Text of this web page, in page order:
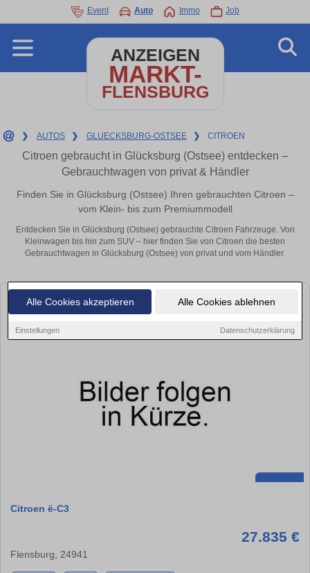
Alle Cookies akzeptieren Alle Cookies ablehnen
Einstellungen Datenschutzerklärung
Event Auto Immo Job
ANZEIGEN
MARKT-
FLENSBURG
❯ AUTOS ❯ GLUECKSBURG-OSTSEE ❯ CITROEN
Citroen gebraucht in Glücksburg (Ostsee) entdecken –
Gebrauchtwagen von privat & Händler
Finden Sie in Glücksburg (Ostsee) Ihren gebrauchten Citroen –
vom Klein- bis zum Premiummodell
Entdecken Sie in Glücksburg (Ostsee) gebrauchte Citroen Fahrzeuge. Von
Kleinwagen bis hin zum SUV – hier finden Sie von Citroen die besten
Gebrauchtwagen in Glücksburg (Ostsee) von privat und vom Händler.
Citroen ë-C3
27.835 €
Flensburg, 24941